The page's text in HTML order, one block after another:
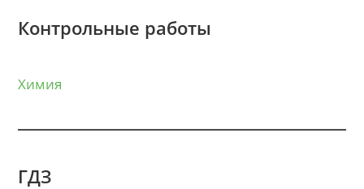
Контрольные работы
Химия
ГДЗ